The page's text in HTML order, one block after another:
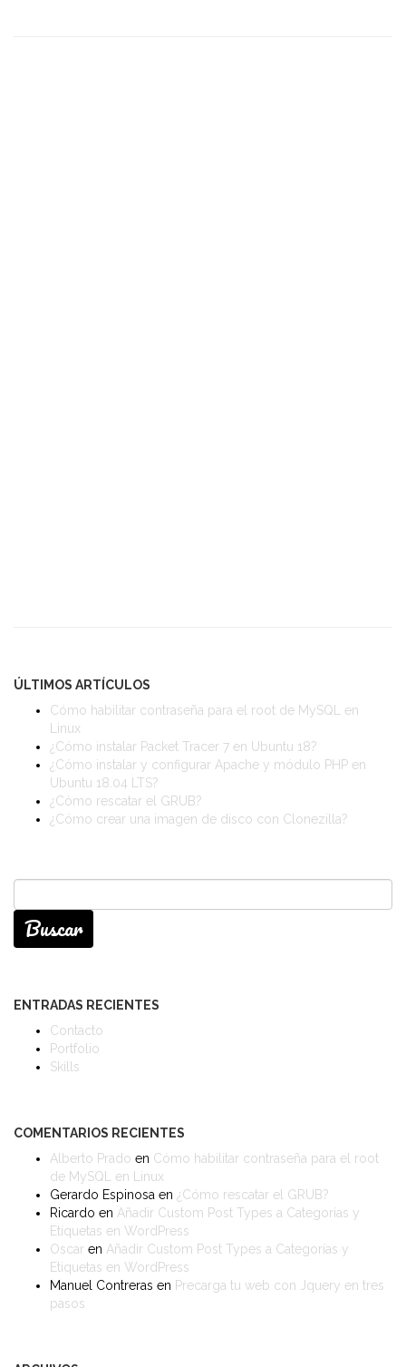
ÚLTIMOS ARTÍCULOS
Cómo habilitar contraseña para el root de MySQL en
Linux
¿Cómo instalar Packet Tracer 7 en Ubuntu 18?
¿Cómo instalar y configurar Apache y módulo PHP en
Ubuntu 18.04 LTS?
¿Cómo rescatar el GRUB?
¿Cómo crear una imagen de disco con Clonezilla?
ENTRADAS RECIENTES
Contacto
Portfolio
Skills
COMENTARIOS RECIENTES
Alberto Prado en Cómo habilitar contraseña para el root
de MySQL en Linux
Gerardo Espinosa en ¿Cómo rescatar el GRUB?
Ricardo en Añadir Custom Post Types a Categorías y
Etiquetas en WordPress
Oscar en Añadir Custom Post Types a Categorías y
Etiquetas en WordPress
Manuel Contreras en Precarga tu web con Jquery en tres
pasos